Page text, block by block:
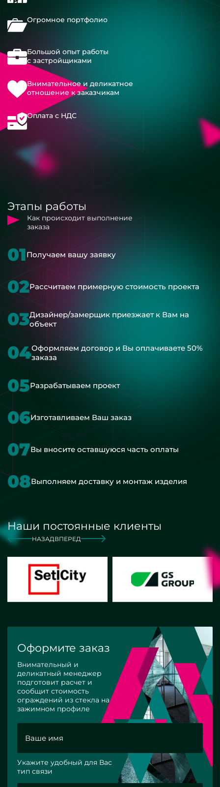
Огромное портфолио
Большой опыт работы
с застройщиками
Внимательное и деликатное
отношение к заказчикам
Оплата с НДС
Этапы работы
Как происходит выполнение
заказа
01Получаем вашу заявку
02Рассчитаем примерную стоимость проекта
03Дизайнер/замерщик приезжает к Вам на
объект
04Оформляем договор и Вы оплачиваете 50%
заказа
05Разрабатываем проект
06Изготавливаем Ваш заказ
07Вы вносите оставшуюся часть оплаты
08Выполняем доставку и монтаж изделия
Наши постоянные клиенты
НАЗАД ВПЕРЕД
Оформите заказ
Внимательный и
деликатный менеджер
подготовит расчет и
сообщит стоимость
ограждений из стекла на
зажимном профиле
Укажите удобный для Вас
тип связи